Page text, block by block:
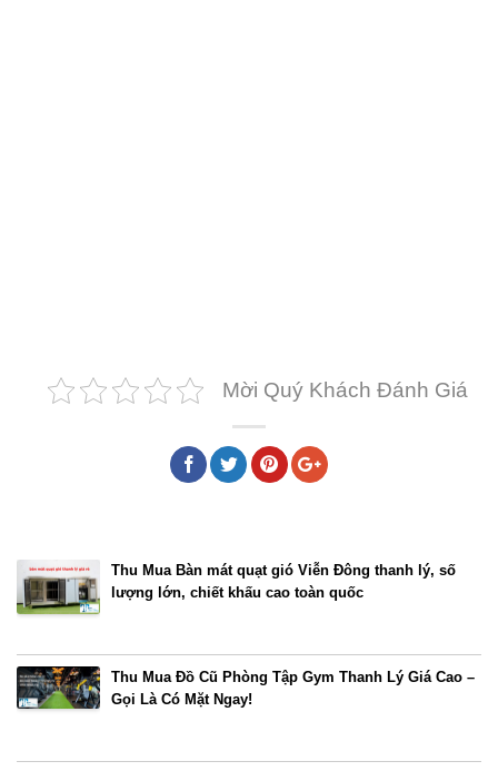
Mời Quý Khách Đánh Giá
Thu Mua Bàn mát quạt gió Viễn Đông thanh lý, số
lượng lớn, chiết khấu cao toàn quốc
Thu Mua Đồ Cũ Phòng Tập Gym Thanh Lý Giá Cao –
Gọi Là Có Mặt Ngay!